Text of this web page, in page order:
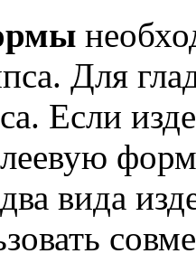
Для
Если
вида